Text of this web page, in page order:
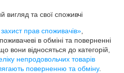
вигляд та свої споживчі
прав споживачів»
в обміні та поверненні
вони відносяться до категорій,
непродовольчих товарів
поверненню та обміну.